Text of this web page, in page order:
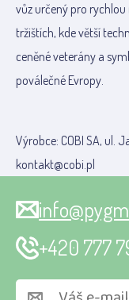
vůz určený pro
tržištích, kde větší
ceněné veterány a
poválečné Evropy.
Výrobce: COBI SA, ul.
kontakt@cobi.pl
+420 777